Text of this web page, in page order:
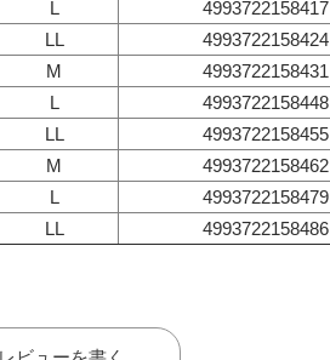
L
4993722158417
LL
4993722158424
M
4993722158431
L
4993722158448
LL
4993722158455
M
4993722158462
L
4993722158479
LL 4993722158486